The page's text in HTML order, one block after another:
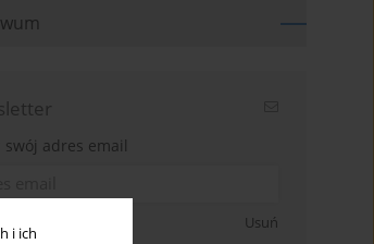
i ich
swój adres email
Usuń